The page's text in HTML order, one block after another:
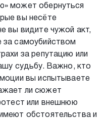
может обернуться
вы несёте
вы видите чужой акт,
за самоубийством
за репутацию или
судьбу. Важно, кто
вы испытываете
ли сюжет
или внешнюю
обстоятельства и